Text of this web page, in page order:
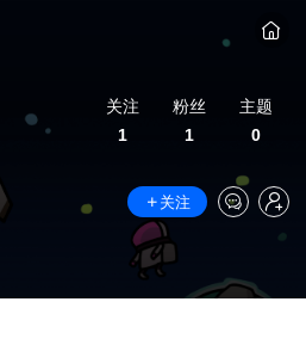
关注
1
粉丝
1
主题
0
关注